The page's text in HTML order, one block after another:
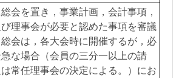
会を置き，事業計画，会計事項，
理事会が必要と認めた事項を審議
会は，各大会時に開催するが，必
な場合（会員の三分一以上の請
常任理事会の決定による。）にお